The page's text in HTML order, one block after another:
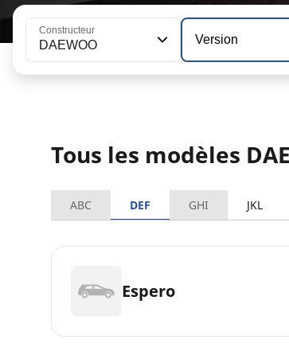
Constructeur
DAEWOO Version
Tous les modèles
ABC DEF GHI JKL
Espero